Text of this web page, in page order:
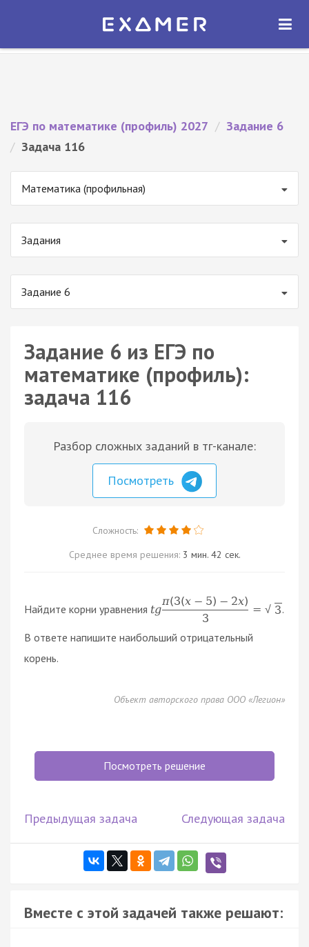
Экзамер — ЕГЭ 2027
ОТКРЫТЬ
ЕГЭ по математике (профиль) 2027 / Задание 6
/ Задача 116
Математика (профильная)
Задания
Задание 6
Задание 6 из ЕГЭ по
математике (профиль):
задача 116
Разбор сложных заданий в тг-канале:
Посмотреть
Сложность:
Среднее время решения: 3 мин. 42 сек.
Найдите корни уравнения tg
π(3(x − 5) − 2x)
3
= √ 3.
В ответе напишите наибольший отрицательный
корень.
Объект авторского права ООО «Легион»
Посмотреть решение
Предыдущая задача Следующая задача
Вместе с этой задачей также решают: